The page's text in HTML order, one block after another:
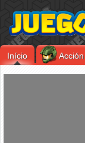
Início Acción